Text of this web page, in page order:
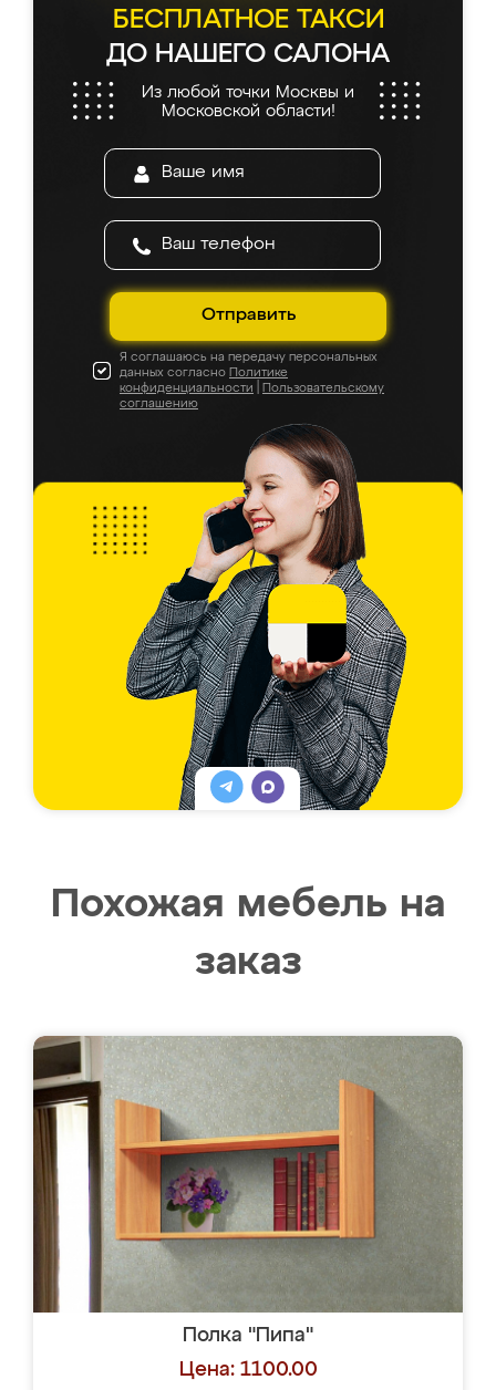
БЕСПЛАТНОЕ ТАКСИ
ДО НАШЕГО САЛОНА
Из любой точки Москвы и
Московской области!
Отправить
Я соглашаюсь на передачу персональных
данных согласно Политике
конфиденциальности
Пользовательскому
соглашению
Похожая мебель на
заказ
Полка "Пипа"
Цена: 1100.00